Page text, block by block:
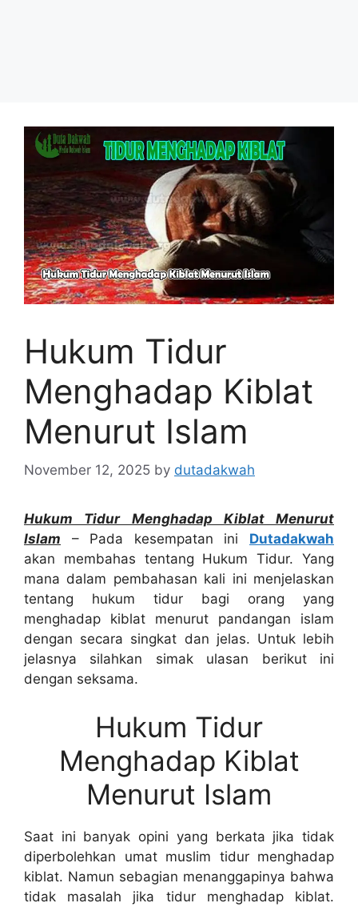
Hukum Tidur
Menghadap Kiblat
Menurut Islam
November 12, 2025 by dutadakwah
Hukum Tidur Menghadap Kiblat Menurut
Islam – Pada kesempatan ini Dutadakwah
akan membahas tentang Hukum Tidur. Yang
mana dalam pembahasan kali ini menjelaskan
tentang hukum tidur bagi orang yang
menghadap kiblat menurut pandangan islam
dengan secara singkat dan jelas. Untuk lebih
jelasnya silahkan simak ulasan berikut ini
dengan seksama.
Hukum Tidur
Menghadap Kiblat
Menurut Islam
Saat ini banyak opini yang berkata jika tidak
diperbolehkan umat muslim tidur menghadap
kiblat. Namun sebagian menanggapinya bahwa
tidak masalah jika tidur menghadap kiblat.